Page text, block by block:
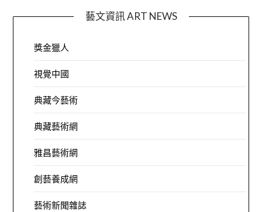
藝文資訊 ART NEWS
獎金獵人
視覺中國
典藏今藝術
典藏藝術網
雅昌藝術網
創藝養成網
藝術新聞雜誌